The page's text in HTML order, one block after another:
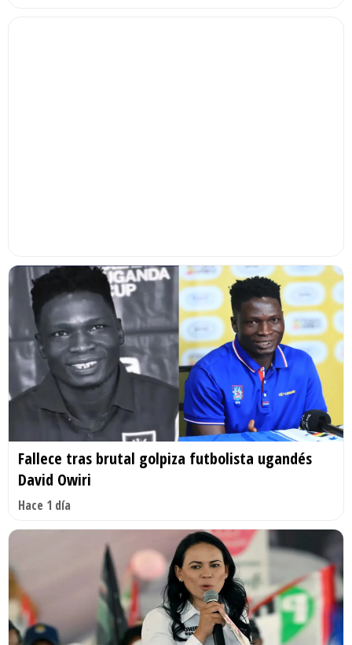
Fallece tras brutal golpiza futbolista ugandés
David Owiri
Hace 1 día